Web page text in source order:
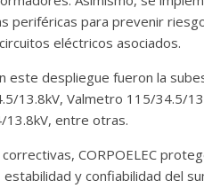
periféricas para prevenir
eléctricos asociados.
este despliegue fueron la
13.8kV, Valmetro 115/34.5/
13.8kV, entre otras.
CORPOELEC
y confiabilidad del